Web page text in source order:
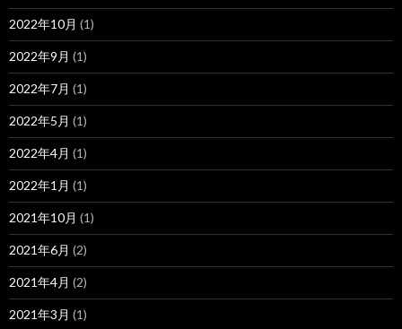
2022年10月 (1)
2022年9月 (1)
2022年7月 (1)
2022年5月 (1)
2022年4月 (1)
2022年1月 (1)
2021年10月 (1)
2021年6月 (2)
2021年4月 (2)
2021年3月 (1)